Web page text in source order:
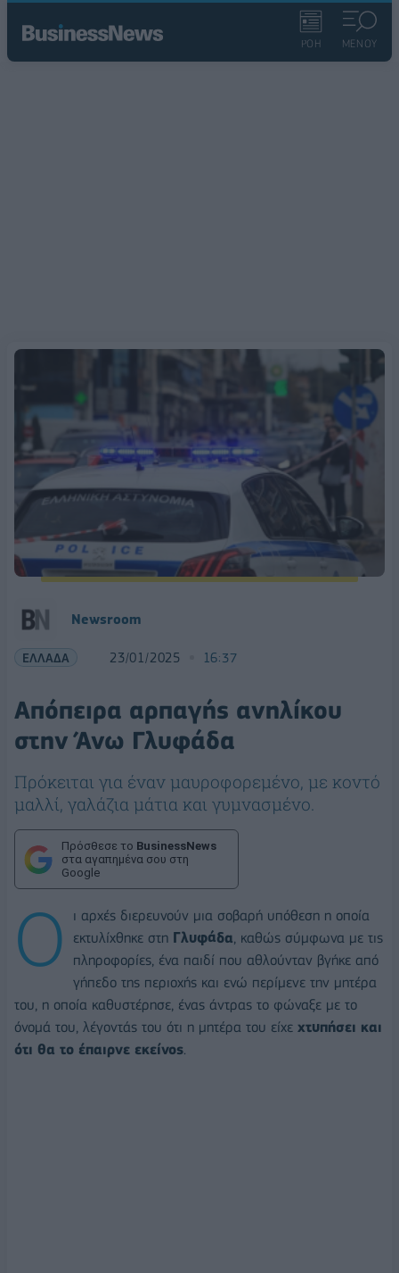
ΡΟΗ ΜΕΝΟΥ
Newsroom
ΕΛΛΑΔΑ 23/01/2025 16:37
Απόπειρα αρπαγής ανηλίκου
στην Άνω Γλυφάδα
Πρόκειται για έναν μαυροφορεμένο, με κοντό
μαλλί, γαλάζια μάτια και γυμνασμένο.
Πρόσθεσε το BusinessNews
στα αγαπημένα σου στη
Google
Ο
ι αρχές διερευνούν μια σοβαρή υπόθεση η οποία
εκτυλίχθηκε στη Γλυφάδα, καθώς σύμφωνα με τις
πληροφορίες, ένα παιδί που αθλούνταν βγήκε από
γήπεδο της περιοχής και ενώ περίμενε την μητέρα
του, η οποία καθυστέρησε, ένας άντρας το φώναξε με το
όνομά του, λέγοντάς του ότι η μητέρα του είχε χτυπήσει και
ότι θα το έπαιρνε εκείνος.